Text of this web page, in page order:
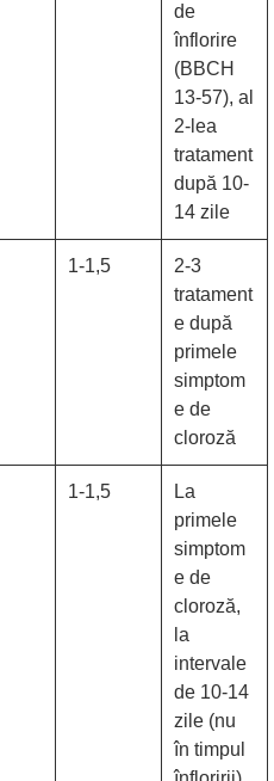
de
înflorire
(BBCH
13-57), al
2-lea
tratament
după 10-
14 zile
1-1,5
2-3
tratament
e după
primele
simptom
e de
cloroză
1-1,5
La
primele
simptom
e de
cloroză,
la
intervale
de 10-14
zile (nu
în timpul